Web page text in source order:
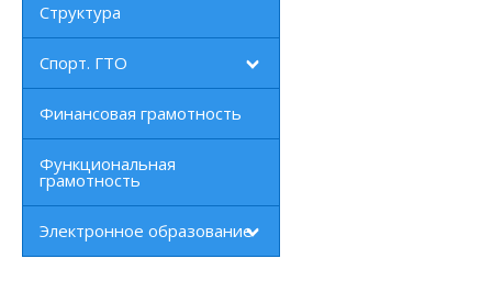
Структура
Спорт. ГТО
Финансовая грамотность
Функциональная
грамотность
Электронное образование